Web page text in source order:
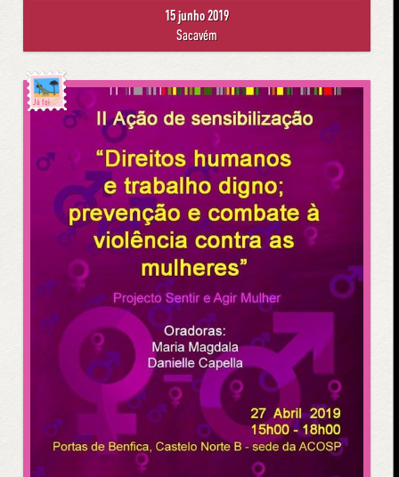
15 junho 2019
Sacavém
Já foi